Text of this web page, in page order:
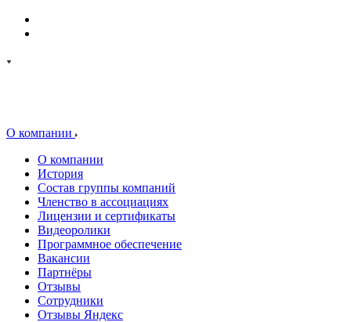
О компании
О компании
История
Состав группы компаний
Членство в ассоциациях
Лицензии и сертификаты
Видеоролики
Программное обеспечение
Вакансии
Партнёры
Отзывы
Сотрудники
Отзывы Яндекс